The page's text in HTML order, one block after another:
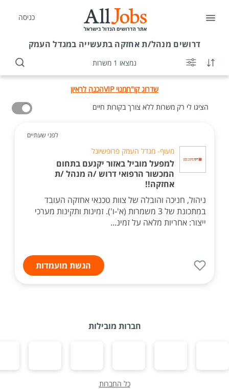
כניסה
דרושים מנהל/ת אחזקה בתעשייה במגדל העמק
נמצאו 1 משרות
שדרוג קו"חמנוי VIP
הכנה לראיון
הציגו לי רק משרות ללא צורך בקורות חיים
לפני שעתיים
מעוף- מגדל העמק פרופשיונל
למפעל מוביל באזור יקנעם בתחום
המכשור הרפואי דרוש /ה מנהל /ת
אחזקה!!
ניהול, חניכה והובלה של צוות טכנאי אחזקה העובד
במתכונת של 3 משמרות (א'-ו'). זמינות ותקינות מערכי
ייצור: אחריות מלאה על זמינ...
הגשת מועמדות
חברות מובילות
כל החברות